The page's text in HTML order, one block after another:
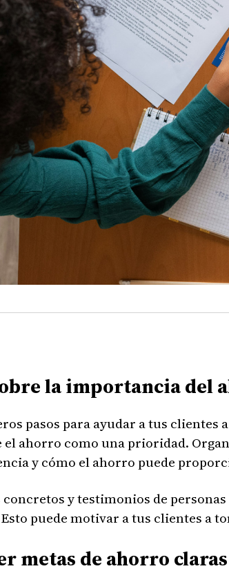
la importancia del
pasos para ayudar a tus
el ahorro como una prioridad.
y cómo el ahorro puede
y testimonios de
puede motivar a tus clientes a
metas de ahorro claras